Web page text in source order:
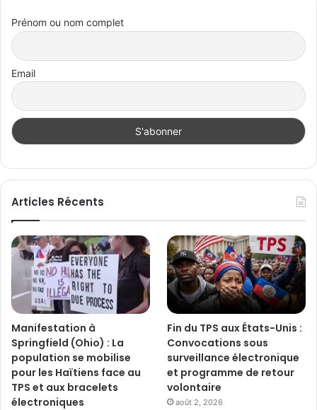
Prénom ou nom complet
Email
Articles Récents
Manifestation à
Springfield (Ohio) : La
population se mobilise
pour les Haïtiens face au
TPS et aux bracelets
électroniques
Fin du TPS aux États-Unis :
Convocations sous
surveillance électronique
et programme de retour
volontaire
août 2, 2026